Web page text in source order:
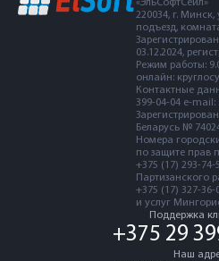
«ЭльСофтСейл»
220034, г.
подъезд,
03.12.2024,
Режим работы:
онлайн:
Контактные
399-04-04 e-mail:
Беларусь №
Номера
по защите прав
+375 (17) 293-
Партизанского
+375 (17) 327-
и услуг
Поддержка
+375 29
Наш